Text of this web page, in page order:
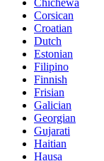
Chichewa
Corsican
Croatian
Dutch
Estonian
Filipino
Finnish
Frisian
Galician
Georgian
Gujarati
Haitian
Hausa